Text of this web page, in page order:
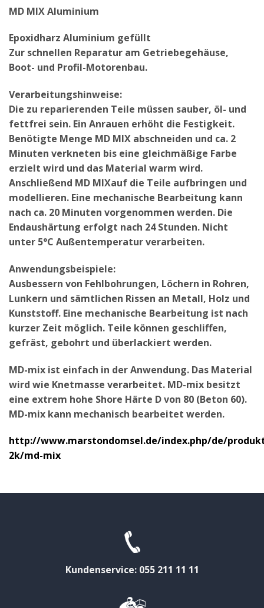
MD MIX Aluminium
Epoxidharz Aluminium gefüllt
Zur schnellen Reparatur am Getriebegehäuse,
Boot- und Profil-Motorenbau.
Verarbeitungshinweise:
Die zu reparierenden Teile müssen sauber, öl- und
fettfrei sein. Ein Anrauen erhöht die Festigkeit.
Benötigte Menge MD MIX abschneiden und ca. 2
Minuten verkneten bis eine gleichmäßige Farbe
erzielt wird und das Material warm wird.
Anschließend MD MIXauf die Teile aufbringen und
modellieren. Eine mechanische Bearbeitung kann
nach ca. 20 Minuten vorgenommen werden. Die
Endaushärtung erfolgt nach 24 Stunden. Nicht
unter 5°C Außentemperatur verarbeiten.
Anwendungsbeispiele:
Ausbessern von Fehlbohrungen, Löchern in Rohren,
Lunkern und sämtlichen Rissen an Metall, Holz und
Kunststoff. Eine mechanische Bearbeitung ist nach
kurzer Zeit möglich. Teile können geschliffen,
gefräst, gebohrt und überlackiert werden.
MD-mix ist einfach in der Anwendung. Das Material
wird wie Knetmasse verarbeitet. MD-mix besitzt
eine extrem hohe Shore Härte D von 80 (Beton 60).
MD-mix kann mechanisch bearbeitet werden.
http://www.marstondomsel.de/index.php/de/
2k/md-mix
Kundenservice: 055 211 11 11